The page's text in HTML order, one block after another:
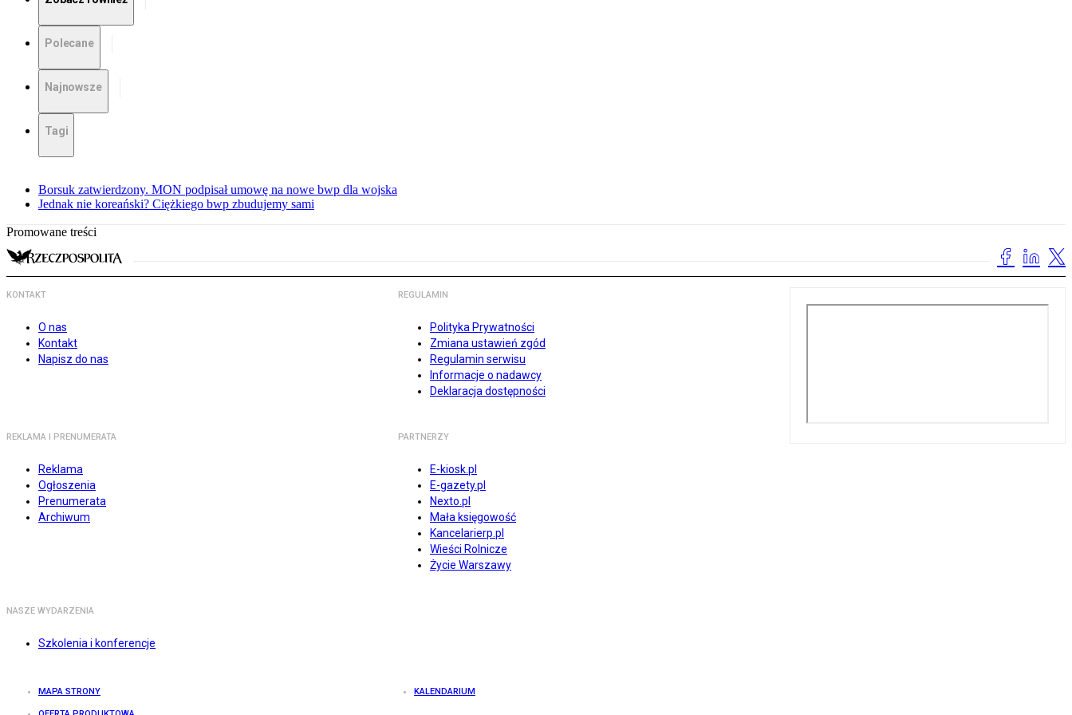
Polecane
Najnowsze
Tagi
Borsuk zatwierdzony. MON podpisał umowę na nowe bwp dla wojska
Jednak nie koreański? Ciężkiego bwp zbudujemy sami
Promowane treści
KONTAKT
O nas
Kontakt
Napisz do nas
REGULAMIN
Polityka Prywatności
Zmiana ustawień zgód
Regulamin serwisu
Informacje o nadawcy
Deklaracja dostępności
REKLAMA I PRENUMERATA
Reklama
Ogłoszenia
Prenumerata
Archiwum
PARTNERZY
E-kiosk.pl
E-gazety.pl
Nexto.pl
Mała księgowość
Kancelarierp.pl
Wieści Rolnicze
Życie Warszawy
NASZE WYDARZENIA
Szkolenia i konferencje
MAPA STRONY KALENDARIUM